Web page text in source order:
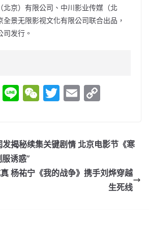
北京）有限公司、中川影业传媒（北
全景无限影视文化有限公司联合出品，
发行。
W Li W
h
T
er
E
l y
n
k
揭秘续集关键剧情 北京电影节《寒
诱惑”
杨祐宁《我的战争》携手刘烨穿越
生死线